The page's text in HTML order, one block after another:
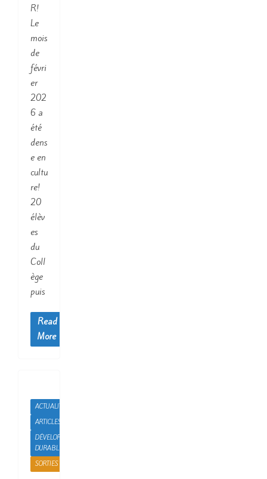
R!
Le
mois
de
févri
er
202
6 a
été
dens
e en
cultu
re!
20
élèv
es
du
Coll
ège
puis
Read
More
ACTUALITÉS
ARTICLES
DÉVELOPPEMENT
DURABLE
SORTIES